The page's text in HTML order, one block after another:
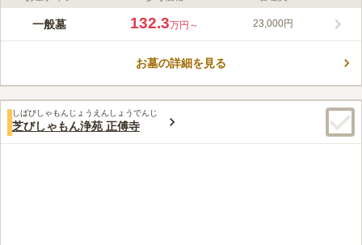
ライフドット編集部のコメント
JR山手線「浜松町」駅より徒歩9分の好立地で、駐車場もあるた
まり見られない樹木葬墓地が採用され近年注目を集めている墓地
口コミ評価
この霊園はまだ誰からも評価されていません。
一般墓 132.3万円～ 23,000円
お墓の詳細を見る
しばびしゃもんじょうえんしょうでんじ
芝びしゃもん浄苑 正傅寺